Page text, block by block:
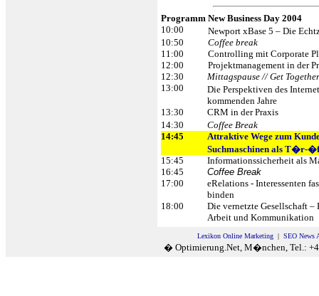
Programm New Business Day 2004
10:00
Newport xBase 5 – Die
10:50
Coffee break
11:00
Controlling mit Corporate
12:00
Projektmanagement in der
12:30
Mittagspause //Get Together
13:00
Die Perspektiven des
kommenden Jahre
13:30
CRM in der Praxis
14:30
Coffee Break
14:45
Attraktive Wege zum
Suchmaschinen als T�r-
15:45
Informationssicherheit als
16:45
Coffee Break
17:00
eRelations - Interessenten
binden
18:00
Die vernetzte Gesellschaft
Arbeit und Kommunikation
Lexikon Online Marketing | SEO News
� Optimierung.Net, M�nchen, Tel.: